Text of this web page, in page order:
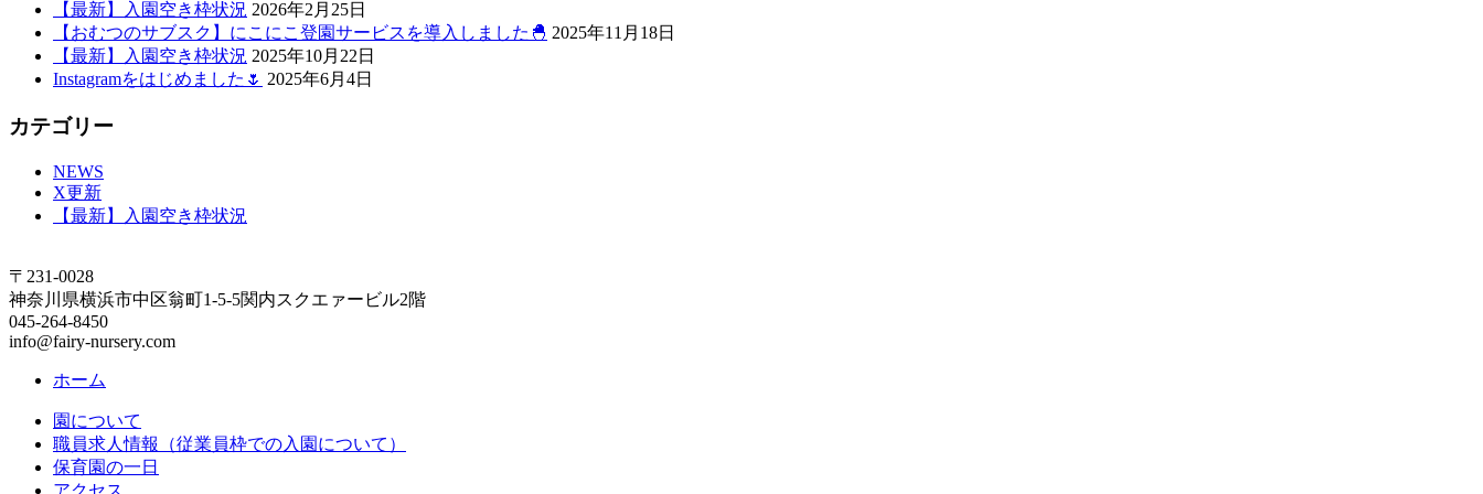
【最新】入園空き枠状況 2026年2月25日
【おむつのサブスク】にこにこ登園サービスを導入しました🐣 2025年11月18日
【最新】入園空き枠状況 2025年10月22日
Instagramをはじめました🌷 2025年6月4日
カテゴリー
NEWS
X更新
【最新】入園空き枠状況
〒231-0028
神奈川県横浜市中区翁町1-5-5関内スクエァービル2階
045-264-8450
info@fairy-nursery.com
ホーム
園について
職員求人情報（従業員枠での入園について）
保育園の一日
アクセス